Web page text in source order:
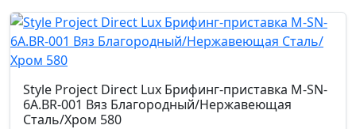
Style Project Direct Lux Брифинг-приставка M-SN-
6A.BR-001 Вяз Благородный/Нержавеющая
Сталь/Хром 580